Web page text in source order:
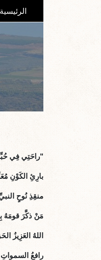
الرئيسية
"راحَتِي فِي
بارِئِ الكَوْنِ
منقِذِ نُوحٍ
مَنْ ذكَّرَ قومَهُ
اللهُ
رافعُ